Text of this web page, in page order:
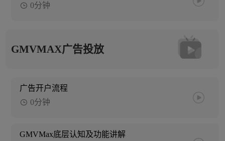
0分钟
GMVMAX广告投放
广告开户流程
0分钟
GMVMax底层认知及功能讲解